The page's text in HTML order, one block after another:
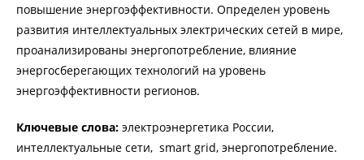
повышение энергоэффективности. Определен уровень
развития интеллектуальных электрических сетей в мире,
проанализированы энергопотребление, влияние
энергосберегающих технологий на уровень
энергоэффективности регионов.
Ключевые слова: электроэнергетика России,
интеллектуальные сети, smart grid, энергопотребление.